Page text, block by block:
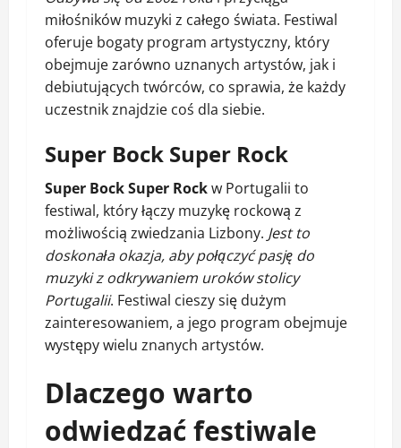
miłośników muzyki z całego świata. Festiwal
oferuje bogaty program artystyczny, który
obejmuje zarówno uznanych artystów, jak i
debiutujących twórców, co sprawia, że każdy
uczestnik znajdzie coś dla siebie.
Super Bock Super Rock
Super Bock Super Rockw Portugalii to
festiwal, który łączy muzykę rockową z
możliwością zwiedzania Lizbony. Jest to
doskonała okazja, aby połączyć pasję do
muzyki z odkrywaniem uroków stolicy
Portugalii. Festiwal cieszy się dużym
zainteresowaniem, a jego program obejmuje
występy wielu znanych artystów.
Dlaczego warto
odwiedzać festiwale